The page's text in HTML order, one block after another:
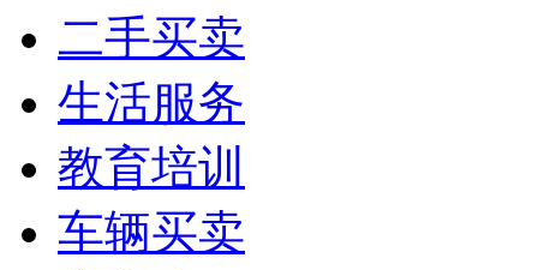
二手买卖
生活服务
教育培训
车辆买卖